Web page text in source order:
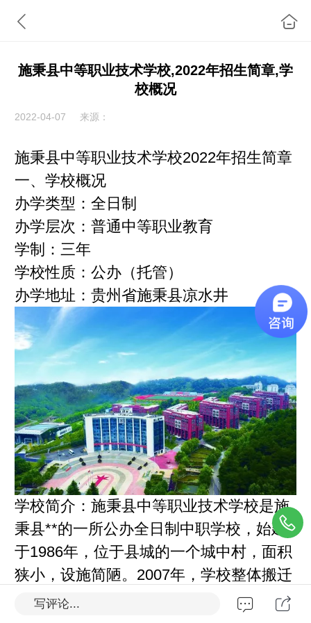
施秉县中等职业技术学校,2022年招生简章,学
校概况
2022-04-07 来源：
施秉县中等职业技术学校2022年招生简章
一、学校概况
办学类型：全日制
办学层次：普通中等职业教育
学制：三年
学校性质：公办（托管）
办学地址：贵州省施秉县凉水井
学校简介：施秉县中等职业技术学校是施
秉县**的一所公办全日制中职学校，始建
于1986年，位于县城的一个城中村，面积
狭小，设施简陋。2007年，学校整体搬迁
至凉水井新建。新校区占地面积160余
写评论...